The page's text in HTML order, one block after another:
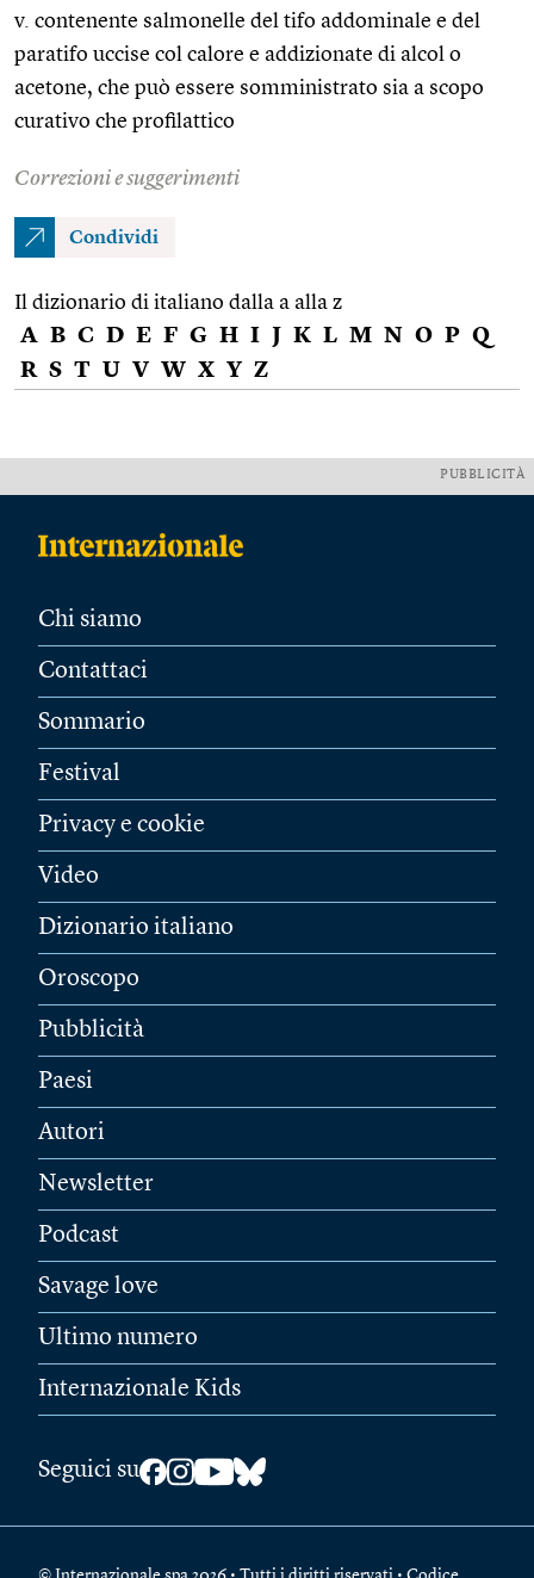
v. contenente salmonelle del tifo addominale e del
paratifo uccise col calore e addizionate di alcol o
acetone, che può essere somministrato sia a scopo
curativo che profilattico
Correzioni e suggerimenti
Condividi
Il dizionario di italiano dalla a alla z
A B C D E F G H I J K L M N O P Q
R S T U V W X Y Z
PUBBLICITÀ
Chi siamo
Contattaci
Sommario
Festival
Privacy e cookie
Video
Dizionario italiano
Oroscopo
Pubblicità
Paesi
Autori
Newsletter
Podcast
Savage love
Ultimo numero
Internazionale Kids
Seguici su